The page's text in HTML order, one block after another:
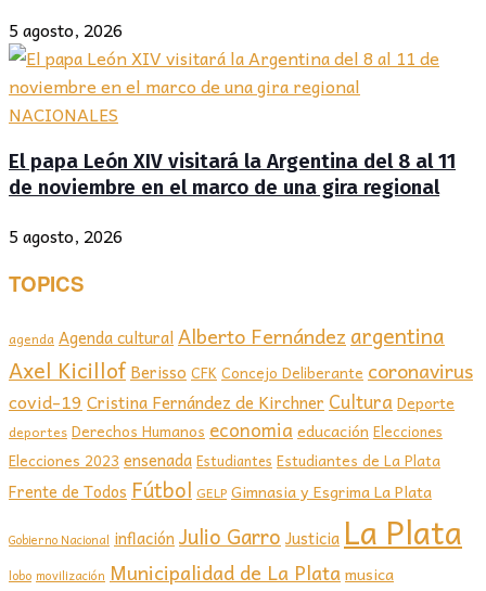
5 agosto, 2026
NACIONALES
El papa León XIV visitará la Argentina del 8 al 11
de noviembre en el marco de una gira regional
5 agosto, 2026
TOPICS
agenda Agenda culturalAlberto Fernández argentina
Axel Kicillof Berisso CFKConcejo Deliberante coronavirus
covid-19 Cristina Fernández de Kirchner Cultura Deporte
deportes Derechos Humanos economia educación Elecciones
Elecciones 2023 ensenada Estudiantes Estudiantes de La Plata
Frente de Todos Fútbol GELP Gimnasia y Esgrima La Plata
Gobierno Nacional inflación Julio Garro Justicia La Plata
lobo movilización Municipalidad de La Plata musica